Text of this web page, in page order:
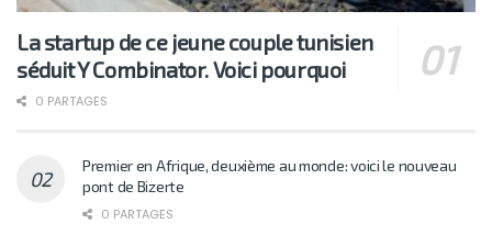
La startup de ce jeune couple tunisien
séduit Y Combinator. Voici pourquoi
0 PARTAGES
Premier en Afrique, deuxième au monde: voici le nouveau
pont de Bizerte
0 PARTAGES